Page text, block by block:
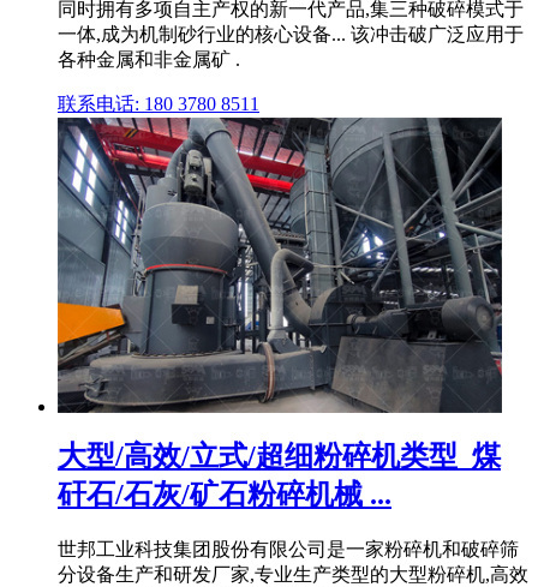
同时拥有多项自主产权的新一代产品,集三种破碎模式于
一体,成为机制砂行业的核心设备... 该冲击破广泛应用于
各种金属和非金属矿 .
联系电话: 180 3780 8511
大型/高效/立式/超细粉碎机类型_煤
矸石/石灰/矿石粉碎机械 ...
世邦工业科技集团股份有限公司是一家粉碎机和破碎筛
分设备生产和研发厂家,专业生产类型的大型粉碎机,高效